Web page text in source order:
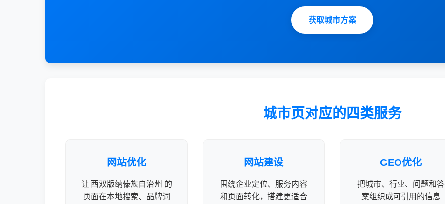
获取城市方案
城市页对应的四类服务
网站优化
让 西双版纳傣族自治州 的
页面在本地搜索、品牌词
网站建设
围绕企业定位、服务内容
和页面转化，搭建更适合
GEO优化
把城市、行业、问题和答
案组织成可引用的信息